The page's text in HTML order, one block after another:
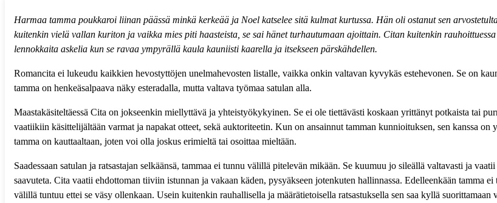
Harmaa tamma poukkaroi liinan päässä minkä kerkeää ja Noel katselee sitä kulmat kurtussa. Hän oli ostanut sen
kuitenkin vielä vallan kuriton ja vaikka mies piti haasteista, se sai hänet turhautumaan ajoittain. Citan kuitenkin
lennokkaita askelia kun se ravaa ympyrällä kaula kauniisti kaarella ja itsekseen pärskähdellen.
Romancita ei lukeudu kaikkien hevostyttöjen unelmahevosten listalle, vaikka onkin valtavan kyvykäs estehevonen. Se on
tamma on henkeäsalpaava näky esteradalla, mutta valtava työmaa satulan alla.
Maastakäsiteltäessä Cita on jokseenkin miellyttävä ja yhteistyökykyinen. Se ei ole tiettävästi koskaan yrittänyt potkaista tai
vaatiikiin käsittelijältään varmat ja napakat otteet, sekä auktoriteetin. Kun on ansainnut tamman kunnioituksen, sen kanssa
tamma on kauttaaltaan, joten voi olla joskus erimieltä tai osoittaa mieltään.
Saadessaan satulan ja ratsastajan selkäänsä, tammaa ei tunnu välillä pitelevän mikään. Se kuumuu jo sileällä valtavasti ja
saavuteta. Cita vaatii ehdottoman tiiviin istunnan ja vakaan käden, pysyäkseen jotenkuten hallinnassa. Edelleenkään tamma
välillä tuntuu ettei se väsy ollenkaan. Usein kuitenkin rauhallisella ja määrätietoisella ratsastuksella sen saa kyllä